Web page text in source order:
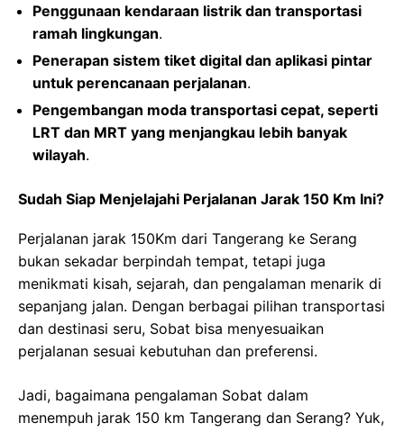
Penggunaan kendaraan listrik dan transportasi
ramah lingkungan.
Penerapan sistem tiket digital dan aplikasi pintar
untuk perencanaan perjalanan.
Pengembangan moda transportasi cepat, seperti
LRT dan MRT yang menjangkau lebih banyak
wilayah.
Sudah Siap Menjelajahi Perjalanan Jarak 150 Km Ini?
Perjalanan jarak 150Km dari Tangerang ke Serang
bukan sekadar berpindah tempat, tetapi juga
menikmati kisah, sejarah, dan pengalaman menarik di
sepanjang jalan. Dengan berbagai pilihan transportasi
dan destinasi seru, Sobat bisa menyesuaikan
perjalanan sesuai kebutuhan dan preferensi.
Jadi, bagaimana pengalaman Sobat dalam
menempuh jarak 150 km Tangerang dan Serang? Yuk,